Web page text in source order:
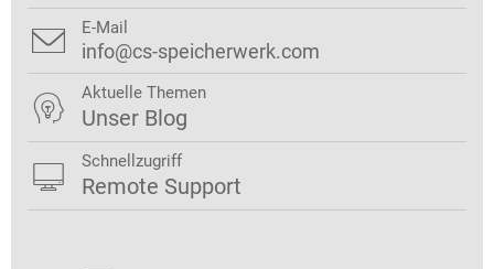
 E-Mail
info@cs-speicherwerk.com
 Aktuelle Themen
Unser Blog
 Schnellzugriff
Remote Support